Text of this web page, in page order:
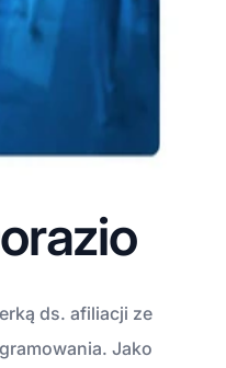
ds. afiliacji ze
Jako